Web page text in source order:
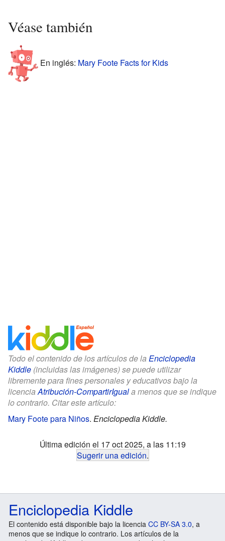
Véase también
En inglés: Mary Foote Facts for Kids
Todo el contenido de los artículos de la Enciclopedia
Kiddle (incluidas las imágenes) se puede utilizar
libremente para fines personales y educativos bajo la
licenciaAtribución-CompartirIguala menos que se indique
lo contrario. Citar este artículo:
Mary Foote para Niños. Enciclopedia Kiddle.
Última edición el 17 oct 2025, a las 11:19
Sugerir una edición.
Enciclopedia Kiddle
El contenido está disponible bajo la licencia CC BY-SA 3.0, a
menos que se indique lo contrario. Los artículos de la